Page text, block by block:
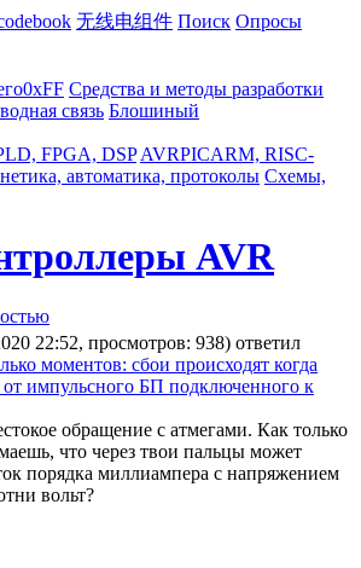
无线电组件 Поиск Опросы
0xFF Средства и методы разработки
связь Блошиный
FPGA, DSP AVRPICARM, RISC-
автоматика, протоколы Схемы,
AVR
22:52, просмотров: 938) ответил
моментов: сбои происходят когда
от импульсного БП подключенного к
обращение с атмегами. Как только
что через твои пальцы может
порядка миллиампера с напряжением
вольт?